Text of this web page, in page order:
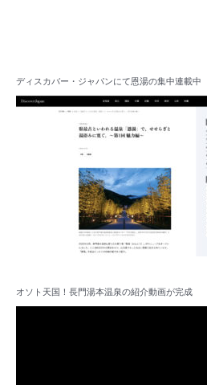
ディスカバー・ジャパンにて恩湯の集中連載中
オソト天国！長門湯本温泉の紹介動画が完成